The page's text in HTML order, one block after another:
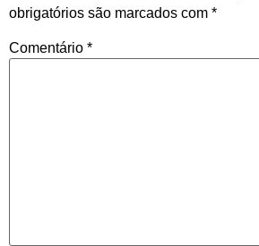
obrigatórios são marcados com *
Comentário *